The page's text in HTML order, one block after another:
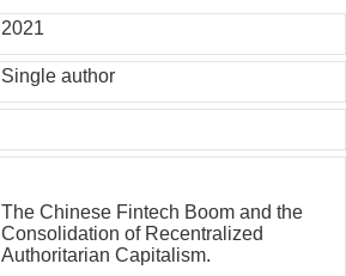
2021
Single author
The Chinese Fintech Boom and the
Consolidation of Recentralized
Authoritarian Capitalism.